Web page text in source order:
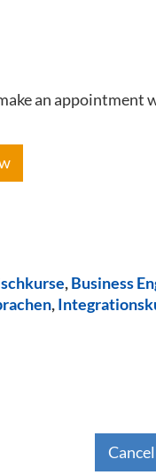
an
,Business
,